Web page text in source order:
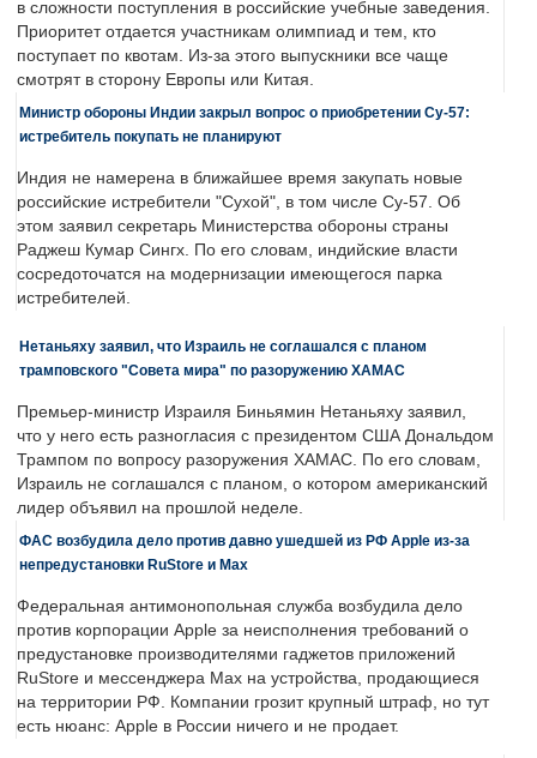
в сложности поступления в российские учебные заведения.
Приоритет отдается участникам олимпиад и тем, кто
поступает по квотам. Из-за этого выпускники все чаще
смотрят в сторону Европы или Китая.
Министр обороны Индии закрыл вопрос о приобретении Су-57:
истребитель покупать не планируют
Индия не намерена в ближайшее время закупать новые
российские истребители "Сухой", в том числе Су-57. Об
этом заявил секретарь Министерства обороны страны
Раджеш Кумар Сингх. По его словам, индийские власти
сосредоточатся на модернизации имеющегося парка
истребителей.
Нетаньяху заявил, что Израиль не соглашался с планом
трамповского "Совета мира" по разоружению ХАМАС
Премьер-министр Израиля Биньямин Нетаньяху заявил,
что у него есть разногласия с президентом США Дональдом
Трампом по вопросу разоружения ХАМАС. По его словам,
Израиль не соглашался с планом, о котором американский
лидер объявил на прошлой неделе.
ФАС возбудила дело против давно ушедшей из РФ Apple из-за
непредустановки RuStore и Max
Федеральная антимонопольная служба возбудила дело
против корпорации Apple за неисполнения требований о
предустановке производителями гаджетов приложений
RuStore и мессенджера Max на устройства, продающиеся
на территории РФ. Компании грозит крупный штраф, но тут
есть нюанс: Apple в России ничего и не продает.